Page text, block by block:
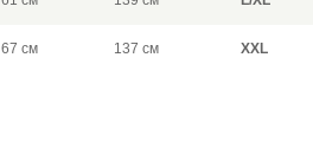
67 см 137 см XXL